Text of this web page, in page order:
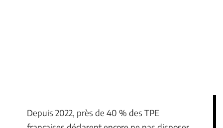
Depuis 2022, près de 40 % des TPE